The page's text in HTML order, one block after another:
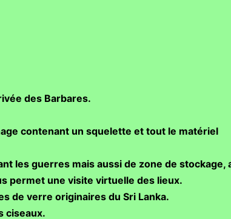
des Barbares.
contenant un squelette et tout le matériel
les guerres mais aussi de zone de stockage,
permet une visite virtuelle des lieux.
de verre originaires du Sri Lanka.
ciseaux.